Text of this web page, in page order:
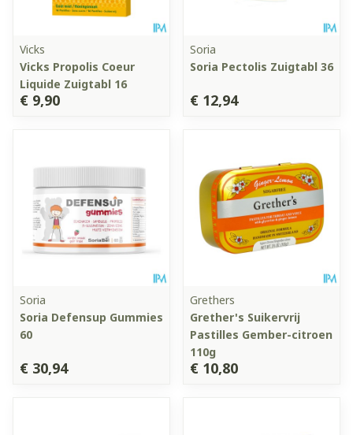
Vicks
Vicks Propolis Coeur
Liquide Zuigtabl 16
€ 9,90
Soria
Soria Pectolis Zuigtabl 36
€ 12,94
Soria
Soria Defensup Gummies
60
€ 30,94
Grethers
Grether's Suikervrij
Pastilles Gember-citroen
110g
€ 10,80